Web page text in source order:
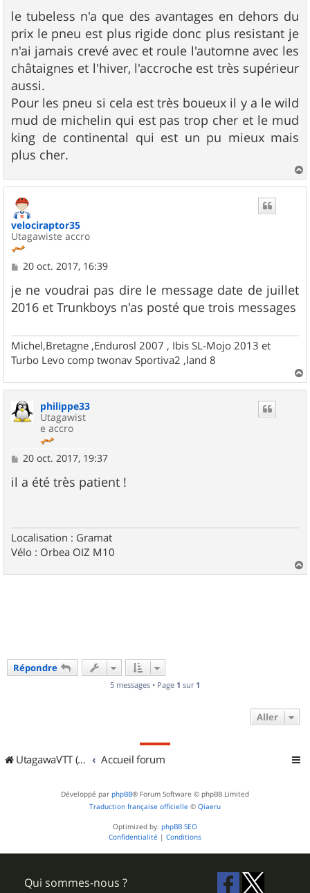
s
s
a
g
e
le tubeless n'a que des avantages en dehors du
prix le pneu est plus rigide donc plus resistant je
n'ai jamais crevé avec et roule l'automne avec les
châtaignes et l'hiver, l'accroche est très supérieur
aussi.
Pour les pneu si cela est très boueux il y a le wild
mud de michelin qui est pas trop cher et le mud
king de continental qui est un pu mieux mais
plus cher.
a
velociraptor35
Utagawiste accro
M
s
s
a
20 oct. 2017, 16:39
je ne voudrai pas dire le message date de juillet
2016 et Trunkboys n'as posté que trois messages
Michel,Bretagne ,Endurosl 2007 , Ibis SL-Mojo 2013 et
Turbo Levo comp twonav Sportiva2 ,land 8
a
philippe33
Utagawist
e accro
M
s
s
20 oct. 2017, 19:37
il a été très patient !
Localisation : Gramat
Vélo : Orbea OIZ M10
a
Répondre
5 messages • Page 1 sur 1
Aller
UtagawaVTT (Randos VTT et VTTAE avec traces GPS) Accueil forum
Développé par phpBB® Forum Software © phpBB Limited
Traduction française officielle © Qiaeru
Optimized by: phpBB SEO
Confidentialité | Conditions
Qui sommes-nous ?